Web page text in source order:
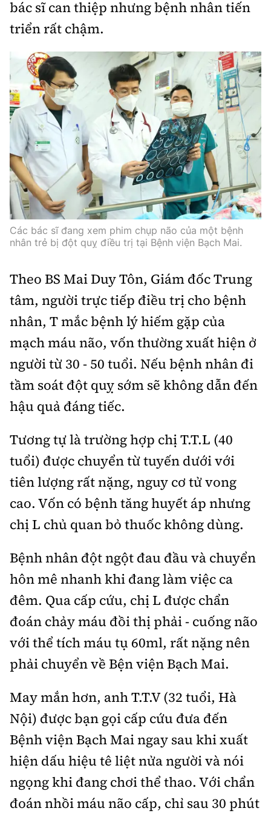
Hàng hải
Đường sắt đô thị
Nhà thầu
Mời thầu - Đấu thầu
Thi viết về GTVT
Hỏi - Đáp
Lái xe an toàn
Gương sáng giao thông
Đời sống
Lao động - Công đoàn
Showbiz
Điện ảnh
Âm nhạc
Thể thao
Bóng đá
Bình luận
Hậu trường sao
360 độ thể thao
Công nghệ mới
Sản phẩm mới
Tư vấn
Thế giới
Thời sự Quốc tế
Hồ sơ tài liệu
Thế giới giao thông
Thế giới xây dựng
Đi ++
Du lịch
Khám phá
Lối sống
Ẩm thực
Video
Thời sự
Khám phá
Camera giao thông
Giải trí - Thể thao
Giấy phép số: 03/GP-BVHTTDL, cấp ngày 1/4/2025.
Tòa soạn: Số 2 Nguyễn Công Hoan, phường Giảng Võ,
Hà Nội.
Tổng biên tập: Nguyễn Thị Hồng Nga
Phó Tổng biên tập:Nguyễn Sơn Tùng,
Nguyễn Đức Thắng, La Đức Hùng
Hotline:
Quảng cáo và Phát hành:
Email:bandoc@baoxaydung.vn
Cấm sao chép dưới mọi hình thức nếu không có sự
chấp thuận bằng văn bản.
Thông tin tòa
soạn
bác sĩ can thiệp nhưng bệnh nhân tiến
triển rất chậm.
Các bác sĩ đang xem phim chụp não của một bệnh
nhân trẻ bị đột quỵ điều trị tại Bệnh viện Bạch Mai.
Theo BS Mai Duy Tôn, Giám đốc Trung
tâm, người trực tiếp điều trị cho bệnh
nhân, T mắc bệnh lý hiếm gặp của
mạch máu não, vốn thường xuất hiện ở
người từ 30 - 50 tuổi. Nếu bệnh nhân đi
tầm soát đột quỵ sớm sẽ không dẫn đến
hậu quả đáng tiếc.
Tương tự là trường hợp chị T.T.L (40
tuổi) được chuyển từ tuyến dưới với
tiên lượng rất nặng, nguy cơ tử vong
cao. Vốn có bệnh tăng huyết áp nhưng
chị L chủ quan bỏ thuốc không dùng.
Bệnh nhân đột ngột đau đầu và chuyển
hôn mê nhanh khi đang làm việc ca
đêm. Qua cấp cứu, chị L được chẩn
đoán chảy máu đồi thị phải - cuống não
với thể tích máu tụ 60ml, rất nặng nên
phải chuyển về Bện viện Bạch Mai.
May mắn hơn, anh T.T.V (32 tuổi, Hà
Nội) được bạn gọi cấp cứu đưa đến
Bệnh viện Bạch Mai ngay sau khi xuất
hiện dấu hiệu tê liệt nửa người và nói
ngọng khi đang chơi thể thao. Với chẩn
đoán nhồi máu não cấp, chỉ sau 30 phút